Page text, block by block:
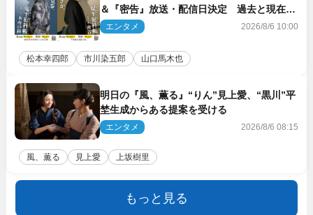
＆『密告』放送・配信日決定 過去と現在が
繋がるビジュアルも解禁
エンタメ 2026/8/6 10:00
松本幸四郎 市川染五郎 山口馬木也
明日の『風、薫る』“りん”見上愛、“黒川”平
埜生成からある提案を受ける
エンタメ 2026/8/6 08:15
風、薫る 見上愛 上坂樹里
もっと見る